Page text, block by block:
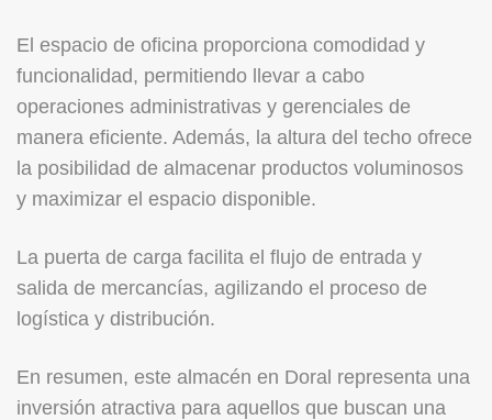
El espacio de oficina proporciona comodidad y
funcionalidad, permitiendo llevar a cabo
operaciones administrativas y gerenciales de
manera eficiente. Además, la altura del techo ofrece
la posibilidad de almacenar productos voluminosos
y maximizar el espacio disponible.
La puerta de carga facilita el flujo de entrada y
salida de mercancías, agilizando el proceso de
logística y distribución.
En resumen, este almacén en Doral representa una
inversión atractiva para aquellos que buscan una